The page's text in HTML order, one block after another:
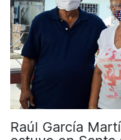
Raúl García